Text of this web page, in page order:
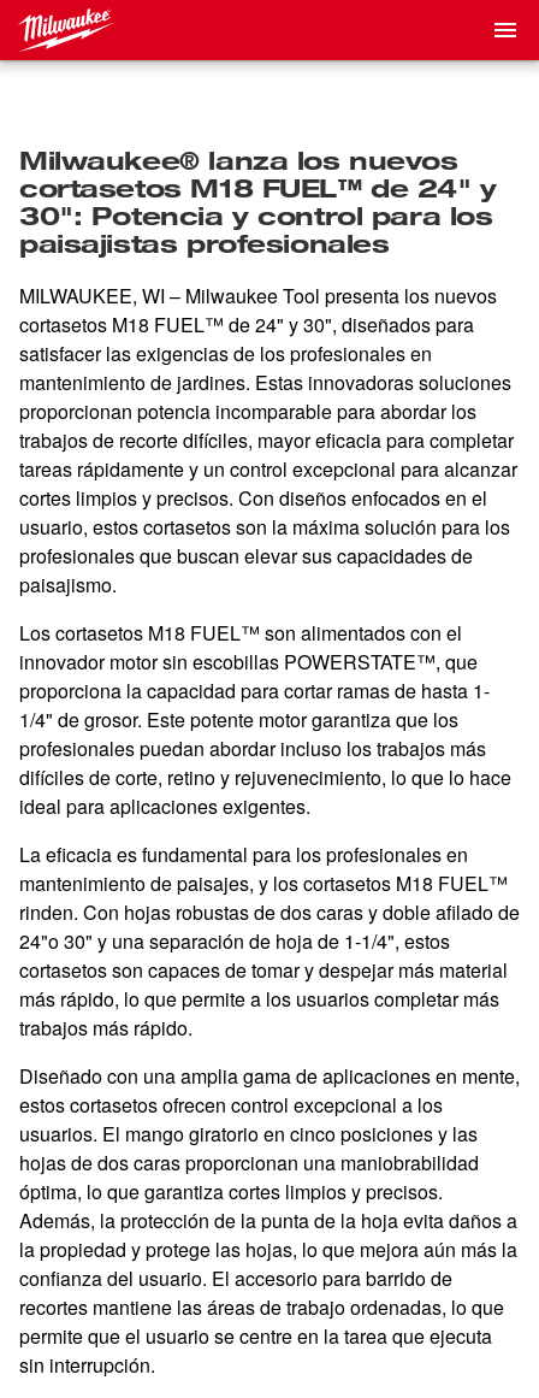
Milwaukee® lanza los nuevos
cortasetos M18 FUEL™ de 24" y
30": Potencia y control para los
paisajistas profesionales
MILWAUKEE, WI – Milwaukee Tool presenta los nuevos
cortasetos M18 FUEL™ de 24" y 30", diseñados para
satisfacer las exigencias de los profesionales en
mantenimiento de jardines. Estas innovadoras soluciones
proporcionan potencia incomparable para abordar los
trabajos de recorte difíciles, mayor eficacia para completar
tareas rápidamente y un control excepcional para alcanzar
cortes limpios y precisos. Con diseños enfocados en el
usuario, estos cortasetos son la máxima solución para los
profesionales que buscan elevar sus capacidades de
paisajismo.
Los cortasetos M18 FUEL™ son alimentados con el
innovador motor sin escobillas POWERSTATE™, que
proporciona la capacidad para cortar ramas de hasta 1-
1/4" de grosor. Este potente motor garantiza que los
profesionales puedan abordar incluso los trabajos más
difíciles de corte, retino y rejuvenecimiento, lo que lo hace
ideal para aplicaciones exigentes.
La eficacia es fundamental para los profesionales en
mantenimiento de paisajes, y los cortasetos M18 FUEL™
rinden. Con hojas robustas de dos caras y doble afilado de
24"o 30" y una separación de hoja de 1-1/4", estos
cortasetos son capaces de tomar y despejar más material
más rápido, lo que permite a los usuarios completar más
trabajos más rápido.
Diseñado con una amplia gama de aplicaciones en mente,
estos cortasetos ofrecen control excepcional a los
usuarios. El mango giratorio en cinco posiciones y las
hojas de dos caras proporcionan una maniobrabilidad
óptima, lo que garantiza cortes limpios y precisos.
Además, la protección de la punta de la hoja evita daños a
la propiedad y protege las hojas, lo que mejora aún más la
confianza del usuario. El accesorio para barrido de
recortes mantiene las áreas de trabajo ordenadas, lo que
permite que el usuario se centre en la tarea que ejecuta
sin interrupción.